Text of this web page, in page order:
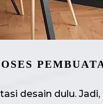
desain dulu.